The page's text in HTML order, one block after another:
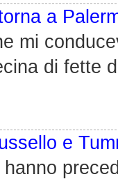
a
mi
di fette
e